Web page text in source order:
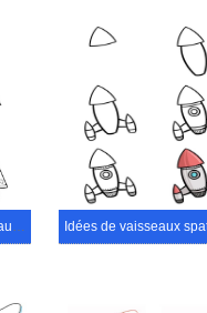
Idées de vaisseaux spatiaux (26)